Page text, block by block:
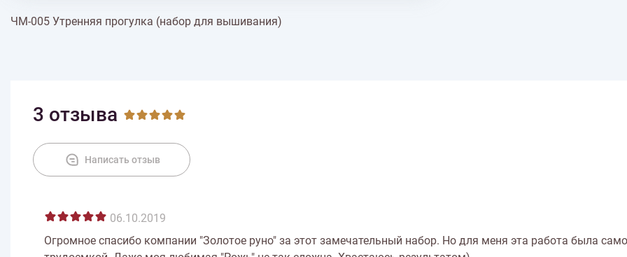
ЧМ-005 Утренняя прогулка (набор для вышивания)
3 отзыва
Написать отзыв
06.10.2019
Огромное спасибо компании "Золотое руно" за этот замечательный набор. Но для меня эта работа была